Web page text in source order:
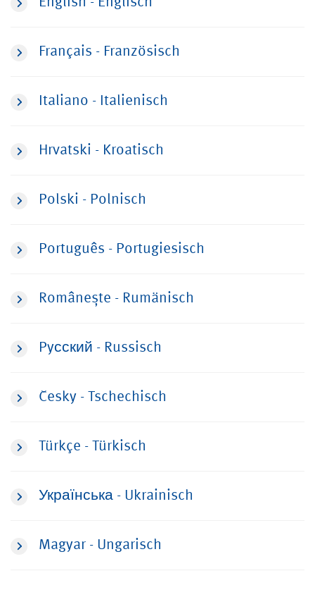
Français - Französisch
Italiano - Italienisch
Hrvatski - Kroatisch
Polski - Polnisch
Português - Portugiesisch
Românește - Rumänisch
Pyсский - Russisch
Česky - Tschechisch
Türkçe - Türkisch
Українська - Ukrainisch
Magyar - Ungarisch